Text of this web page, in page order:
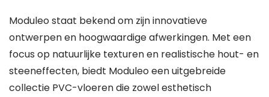
Moduleo staat bekend om zijn innovatieve
ontwerpen en hoogwaardige afwerkingen. Met een
focus op natuurlijke texturen en realistische hout- en
steeneffecten, biedt Moduleo een uitgebreide
collectie PVC-vloeren die zowel esthetisch